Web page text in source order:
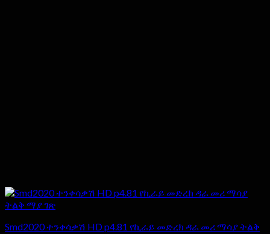
Smd2020 ተንቀሳቃሽ HD p4.81 የኪራይ መድረክ ዳራ መሪ ማሳያ ትልቅ